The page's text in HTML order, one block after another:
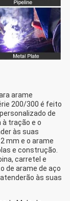
arame
200/300 é feito
de
tração e o
às suas
mm e o arame
e construção.
carretel e
de arame de aço
às suas